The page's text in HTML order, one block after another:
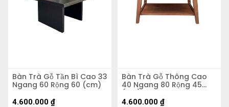
Bàn Trà Gỗ Tần Bì Cao 33
Ngang 60 Rộng 60 (cm)
4.600.000 ₫
Bàn Trà Gỗ Thông Cao
40 Ngang 80 Rộng 45
(cm)
4.600.000 ₫